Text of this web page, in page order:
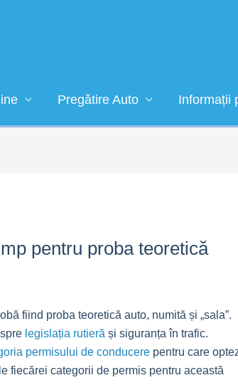
Pregătire Auto Informații
pentru proba teoretică
fiind proba teoretică auto, numită și „sala”.
legislația rutieră și siguranța în trafic.
permisului de conducere pentru care
fiecărei categorii de permis pentru această